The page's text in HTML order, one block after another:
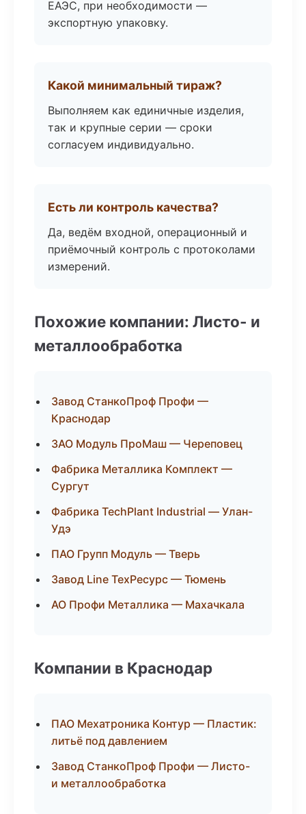
ЕАЭС, при необходимости —
экспортную упаковку.
Какой минимальный тираж?
Выполняем как единичные изделия,
так и крупные серии — сроки
согласуем индивидуально.
Есть ли контроль качества?
Да, ведём входной, операционный и
приёмочный контроль с протоколами
измерений.
Похожие компании: Листо- и
металлообработка
Завод СтанкоПроф Профи —
Краснодар
ЗАО Модуль ПроМаш — Череповец
Фабрика Металлика Комплект —
Сургут
Фабрика TechPlant Industrial — Улан-
Удэ
ПАО Групп Модуль — Тверь
Завод Line ТехРесурс — Тюмень
АО Профи Металлика — Махачкала
Компании в Краснодар
ПАО Мехатроника Контур — Пластик:
литьё под давлением
Завод СтанкоПроф Профи — Листо-
и металлообработка